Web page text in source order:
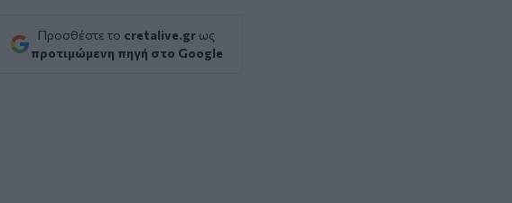
Προσθέστε το cretalive.gr ως
προτιμώμενη πηγή στο Google